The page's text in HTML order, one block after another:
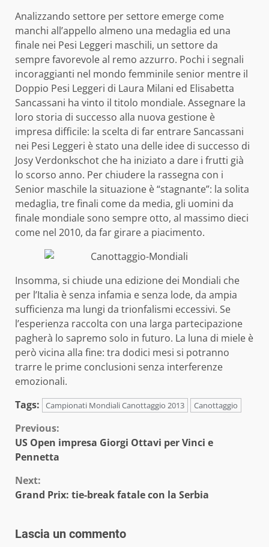
Analizzando settore per settore emerge come
manchi all’appello almeno una medaglia ed una
finale nei Pesi Leggeri maschili, un settore da
sempre favorevole al remo azzurro. Pochi i segnali
incoraggianti nel mondo femminile senior mentre il
Doppio Pesi Leggeri di Laura Milani ed Elisabetta
Sancassani ha vinto il titolo mondiale. Assegnare la
loro storia di successo alla nuova gestione è
impresa difficile: la scelta di far entrare Sancassani
nei Pesi Leggeri è stato una delle idee di successo di
Josy Verdonkschot che ha iniziato a dare i frutti già
lo scorso anno. Per chiudere la rassegna con i
Senior maschile la situazione è “stagnante”: la solita
medaglia, tre finali come da media, gli uomini da
finale mondiale sono sempre otto, al massimo dieci
come nel 2010, da far girare a piacimento.
Insomma, si chiude una edizione dei Mondiali che
per l’Italia è senza infamia e senza lode, da ampia
sufficienza ma lungi da trionfalismi eccessivi. Se
l’esperienza raccolta con una larga partecipazione
pagherà lo sapremo solo in futuro. La luna di miele è
però vicina alla fine: tra dodici mesi si potranno
trarre le prime conclusioni senza interferenze
emozionali.
Tags:
Campionati Mondiali Canottaggio 2013 Canottaggio
Continue
Reading
Previous:
US Open impresa Giorgi Ottavi per Vinci e
Pennetta
Next:
Grand Prix: tie-break fatale con la Serbia
Lascia un commento